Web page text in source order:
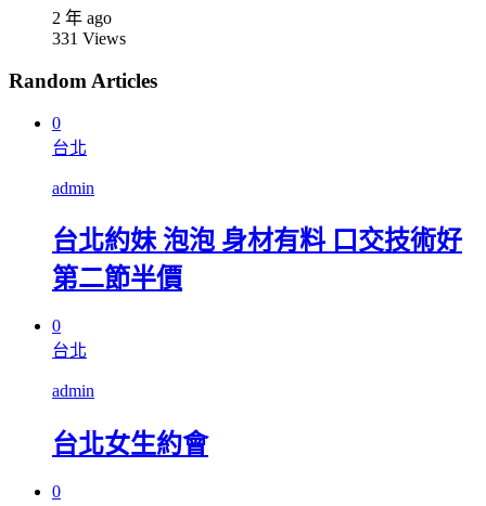
2 年 ago
331 Views
Random Articles
0
台北
admin
台北約妹 泡泡 身材有料 口交技術好
第二節半價
0
台北
admin
台北女生約會
0